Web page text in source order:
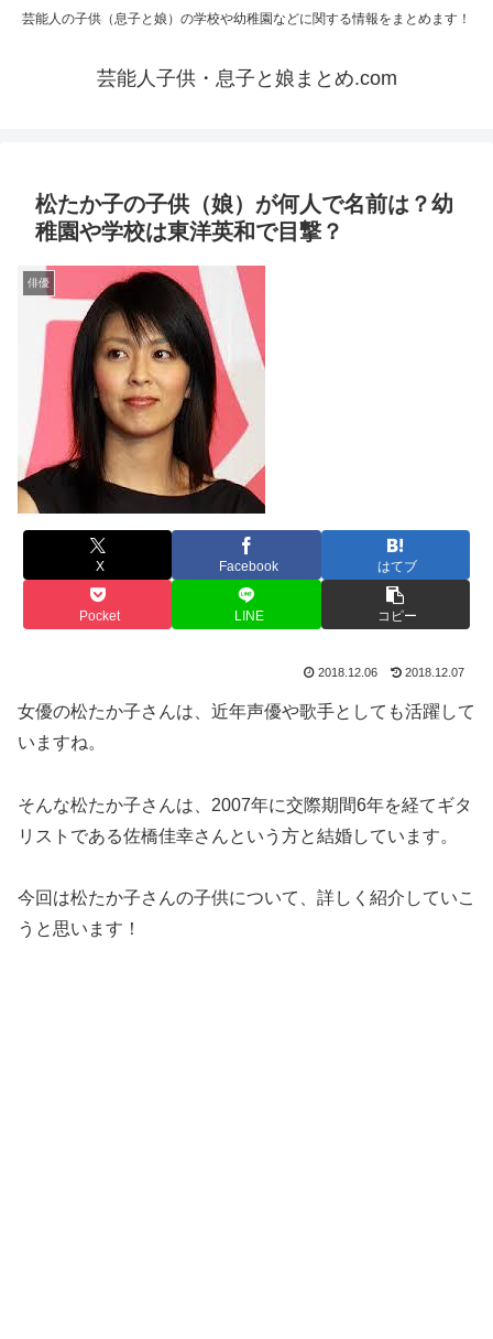
芸能人の子供（息子と娘）の学校や幼稚園などに関する情報をまとめます！
芸能人子供・息子と娘まとめ.com
松たか子の子供（娘）が何人で名前は？幼
稚園や学校は東洋英和で目撃？
俳優
X Facebook はてブ
Pocket LINE コピー
2018.12.06 2018.12.07
女優の松たか子さんは、近年声優や歌手としても活躍して
いますね。
そんな松たか子さんは、2007年に交際期間6年を経てギタ
リストである佐橋佳幸さんという方と結婚しています。
今回は松たか子さんの子供について、詳しく紹介していこ
うと思います！